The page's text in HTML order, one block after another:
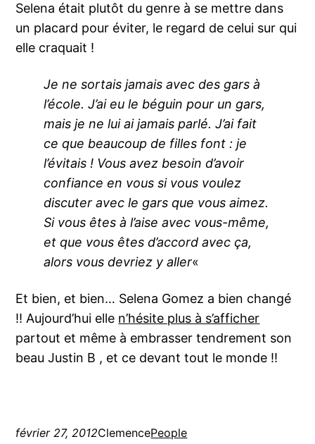
Selena était plutôt du genre à se mettre dans
un placard pour éviter, le regard de celui sur qui
elle craquait !
Je ne sortais jamais avec des gars à
l’école. J’ai eu le béguin pour un gars,
mais je ne lui ai jamais parlé. J’ai fait
ce que beaucoup de filles font : je
l’évitais ! Vous avez besoin d’avoir
confiance en vous si vous voulez
discuter avec le gars que vous aimez.
Si vous êtes à l’aise avec vous-même,
et que vous êtes d’accord avec ça,
alors vous devriez y aller«
Et bien, et bien… Selena Gomez a bien changé
!! Aujourd’hui elle n’hésite plus à s’afficher
partout et même à embrasser tendrement son
beau Justin B , et ce devant tout le monde !!
février 27, 2012ClemencePeople